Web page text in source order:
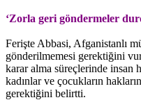
‘Zorla geri göndermeler
Ferişte Abbasi, Afganistanlı
gönderilmemesi gerektiğini
karar alma süreçlerinde insan
kadınlar ve çocukların
gerektiğini belirtti.